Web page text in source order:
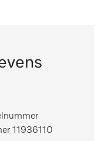
11936110